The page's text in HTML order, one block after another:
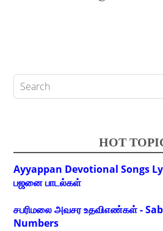
HOT
Ayyappan Devotional Songs
பஜனை பாடல்கள்
சபரிமலை அவசர உதவிஎண்கள் -
Numbers